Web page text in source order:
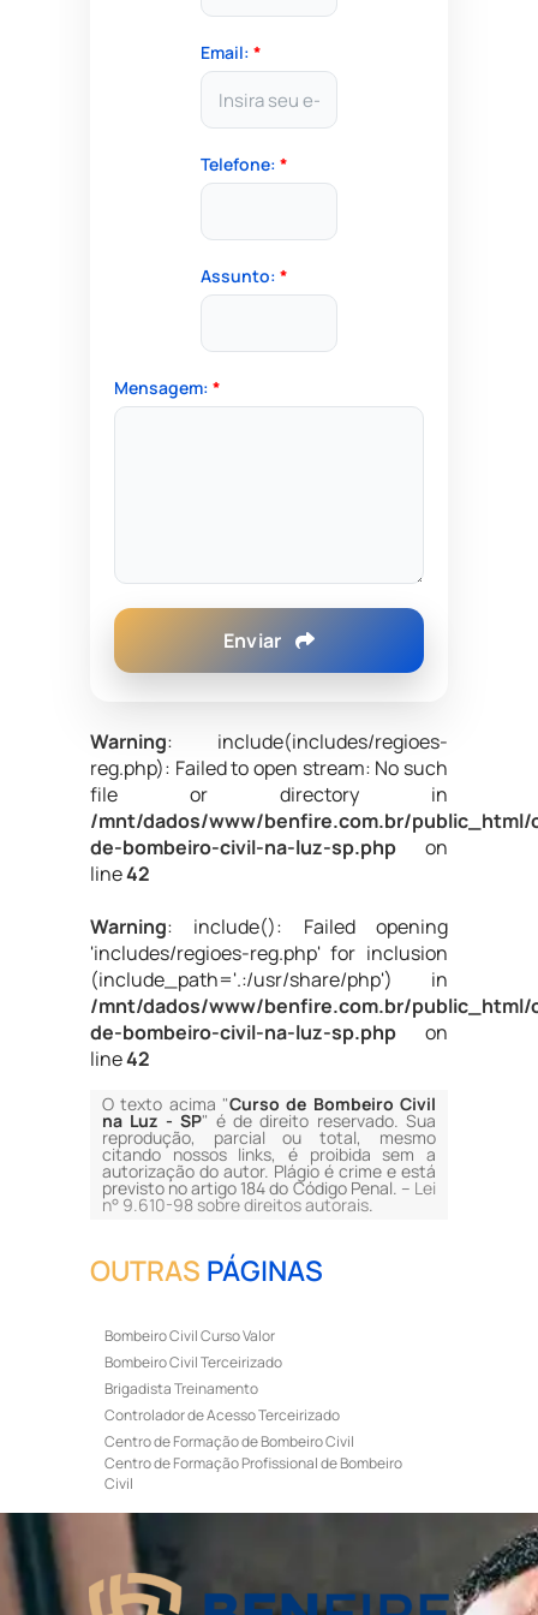
Email: *
Telefone: *
Assunto: *
Mensagem: *
Enviar
Warning: include(includes/regioes-
reg.php): Failed to open stream: No such
file or directory in
/mnt/dados/www/benfire.com.br/public_html/
de-bombeiro-civil-na-luz-sp.phpon
line42
Warning: include(): Failed opening
'includes/regioes-reg.php' for inclusion
(include_path='.:/usr/share/php') in
/mnt/dados/www/benfire.com.br/public_html/
de-bombeiro-civil-na-luz-sp.phpon
line42
O texto acima "Curso de Bombeiro Civil
na Luz - SP" é de direito reservado. Sua
reprodução, parcial ou total, mesmo
citando nossos links, é proibida sem a
autorização do autor. Plágio é crime e está
previsto no artigo 184 do Código Penal. – Lei
n° 9.610-98 sobre direitos autorais.
OUTRAS PÁGINAS
Bombeiro Civil Curso Valor
Bombeiro Civil Terceirizado
Brigadista Treinamento
Controlador de Acesso Terceirizado
Centro de Formação de Bombeiro Civil
Centro de Formação Profissional de Bombeiro
Civil
Curso de Bombeiro Civil
Curso de Bombeiro Civil Preço
Curso de Bombeiro Civil Primeiros Socorros
Curso de Bombeiro Civil Profissional